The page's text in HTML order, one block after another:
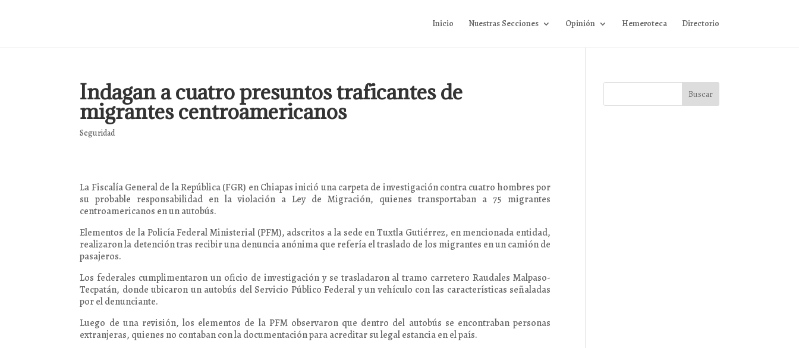
Inicio Nuestras Secciones Opinión Hemeroteca Directorio
Indagan a cuatro presuntos traficantes de
migrantes centroamericanos
Seguridad
La Fiscalía General de la República (FGR) en Chiapas inició una carpeta de investigación contra cuatro hombres por
su probable responsabilidad en la violación a Ley de Migración, quienes transportaban a 75 migrantes
centroamericanos en un autobús.
Elementos de la Policía Federal Ministerial (PFM), adscritos a la sede en Tuxtla Gutiérrez, en mencionada entidad,
realizaron la detención tras recibir una denuncia anónima que refería el traslado de los migrantes en un camión de
pasajeros.
Los federales cumplimentaron un oficio de investigación y se trasladaron al tramo carretero Raudales Malpaso-
Tecpatán, donde ubicaron un autobús del Servicio Público Federal y un vehículo con las características señaladas
por el denunciante.
Luego de una revisión, los elementos de la PFM observaron que dentro del autobús se encontraban personas
extranjeras, quienes no contaban con la documentación para acreditar su legal estancia en el país.